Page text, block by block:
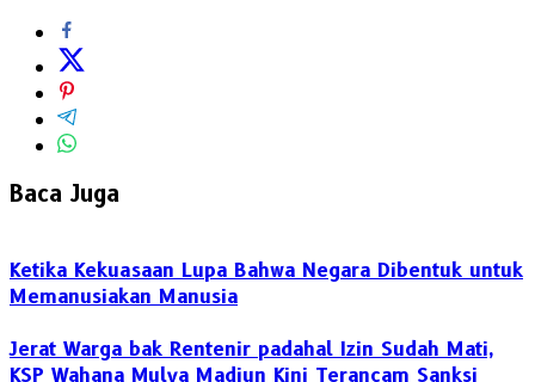
Baca Juga
Ketika Kekuasaan Lupa Bahwa Negara Dibentuk untuk
Memanusiakan Manusia
Jerat Warga bak Rentenir padahal Izin Sudah Mati,
KSP Wahana Mulya Madiun Kini Terancam Sanksi